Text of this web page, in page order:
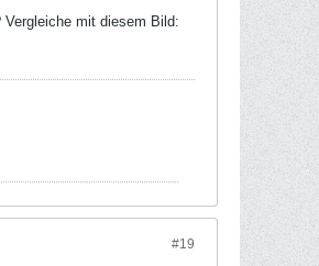
mit diesem Bild:
#19